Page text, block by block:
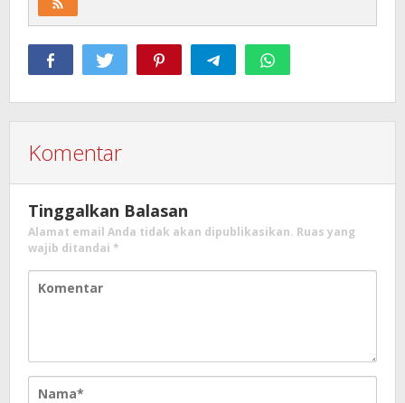
Komentar
Tinggalkan Balasan
Alamat email Anda tidak akan dipublikasikan. Ruas yang
wajib ditandai *